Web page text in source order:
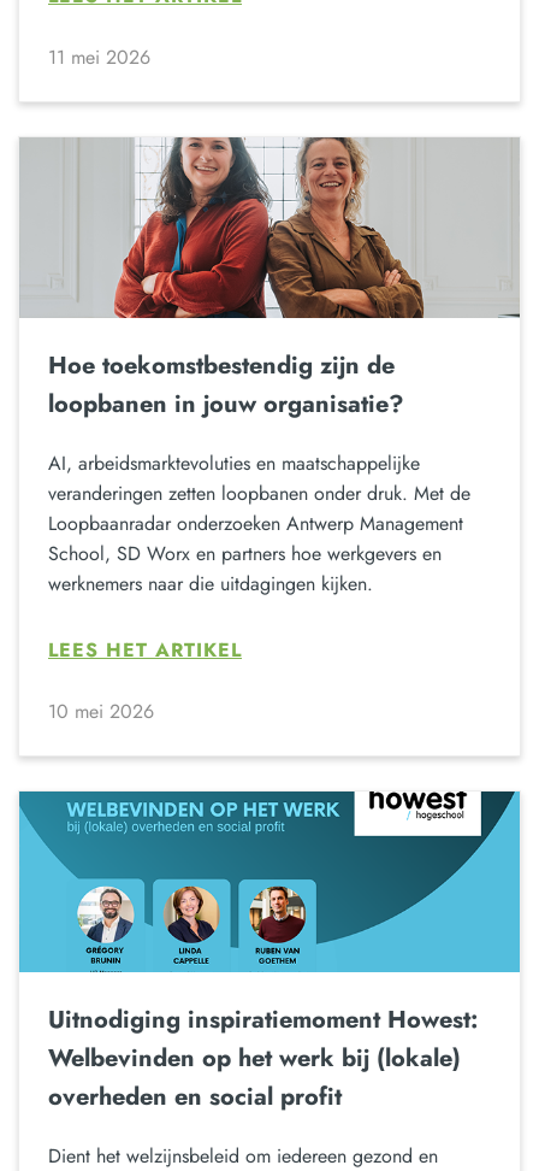
11 mei 2026
Hoe toekomstbestendig zijn de
loopbanen in jouw organisatie?
AI, arbeidsmarktevoluties en maatschappelijke
veranderingen zetten loopbanen onder druk. Met de
Loopbaanradar onderzoeken Antwerp Management
School, SD Worx en partners hoe werkgevers en
werknemers naar die uitdagingen kijken.
LEES HET ARTIKEL
10 mei 2026
Uitnodiging inspiratiemoment Howest:
Welbevinden op het werk bij (lokale)
overheden en social profit
Dient het welzijnsbeleid om iedereen gezond en